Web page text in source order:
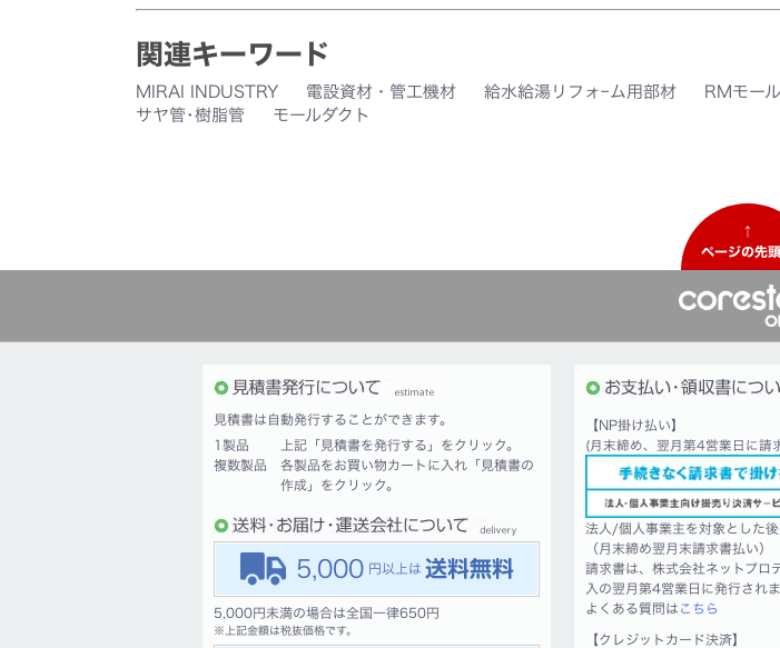
関連キーワード
MIRAI INDUSTRY 電設資材・管工機材 給水給湯リフォｰム用部材 RMモール
サヤ管･樹脂管
モールダクト
↑
ページの先
見積書は自動発行することができます。
1製品
上記「見積書を発行する」をクリック。
複数製品
各製品をお買い物カートに入れ「見積書の
作成」をクリック。
5,000
5,000円未満の場合は全国一律650円
※ 上記金額は税抜価格です。
【NP掛け払い】
(月末締め、翌月第4営業日に請
法人/個人事業主を対象とした後
（月末締め翌月末請求書払い）
請求書は、株式会社ネットプロ
入の翌月第4営業日に発行されま
よくある質問は こちら
【クレジットカード決済】